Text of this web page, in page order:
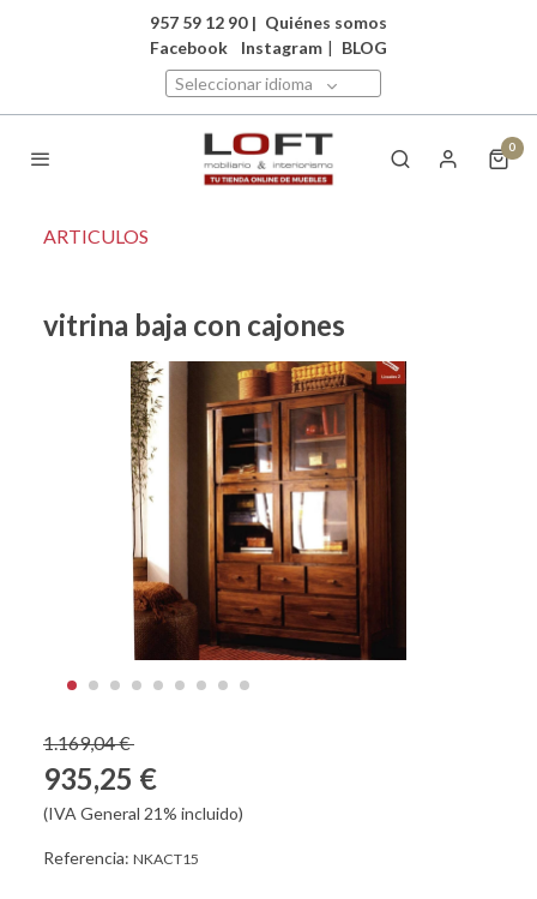
957 59 12 90 | Quiénes somos
Facebook
Instagram | BLOG
Seleccionar idioma
0
ARTICULOS
vitrina baja con cajones
1.169,04 €
935,25 €
(IVA General 21% incluido)
Referencia: NKACT15